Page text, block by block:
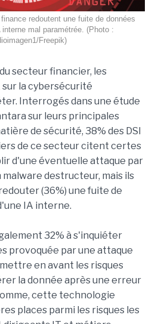
redoutent une fuite de données
interne mal paramétrée. (Photo :
Freepik)
secteur financier, les
la cybersécurité
Interrogés dans une étude
sur leurs principales
de sécurité, 38% des DSI
de ce secteur citent certes
d'une éventuelle attaque par
destructeur, mais ils
(36%) une fuite de
IA interne.
32% à s'inquiéter
provoquée par une attaque
en avant les risques
la donnée après une erreur
cette technologie
places parmi les risques les